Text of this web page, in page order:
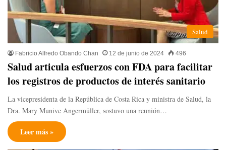
Salud
Fabricio Alfredo Obando Chan 12 de junio de 2024 496
Salud articula esfuerzos con FDA para facilitar
los registros de productos de interés sanitario
La vicepresidenta de la República de Costa Rica y ministra de Salud, la
Dra. Mary Munive Angermüller, sostuvo una reunión…
Leer más »